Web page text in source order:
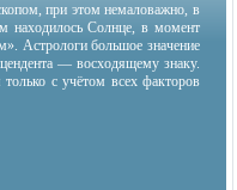
при этом немаловажно, в
находилось Солнце, в момент
Астрологи большое значение
— восходящему знаку.
с учётом всех факторов